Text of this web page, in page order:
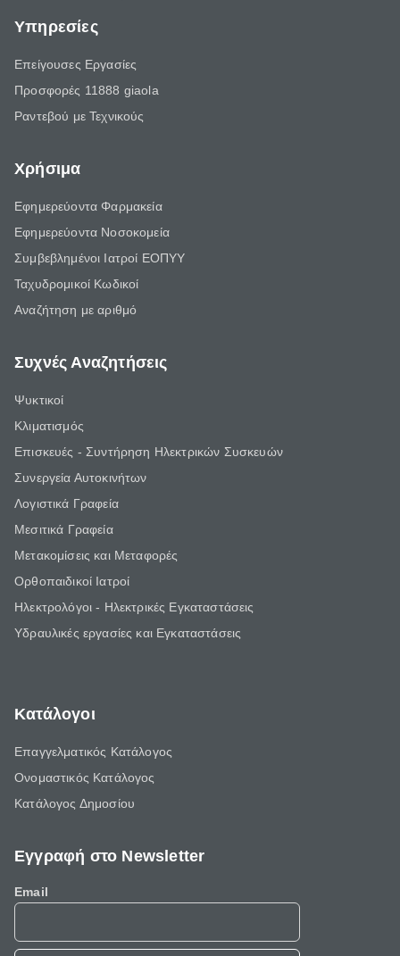
Υπηρεσίες
Επείγουσες Εργασίες
Προσφορές 11888 giaola
Ραντεβού με Τεχνικούς
Χρήσιμα
Εφημερεύοντα Φαρμακεία
Εφημερεύοντα Νοσοκομεία
Συμβεβλημένοι Ιατροί ΕΟΠΥΥ
Ταχυδρομικοί Κωδικοί
Αναζήτηση με αριθμό
Συχνές Αναζητήσεις
Ψυκτικοί
Κλιματισμός
Επισκευές - Συντήρηση Ηλεκτρικών Συσκευών
Συνεργεία Αυτοκινήτων
Λογιστικά Γραφεία
Μεσιτικά Γραφεία
Μετακομίσεις και Μεταφορές
Ορθοπαιδικοί Ιατροί
Ηλεκτρολόγοι - Ηλεκτρικές Εγκαταστάσεις
Υδραυλικές εργασίες και Εγκαταστάσεις
Κατάλογοι
Επαγγελματικός Κατάλογος
Ονομαστικός Κατάλογος
Κατάλογος Δημοσίου
Εγγραφή στο Newsletter
Email